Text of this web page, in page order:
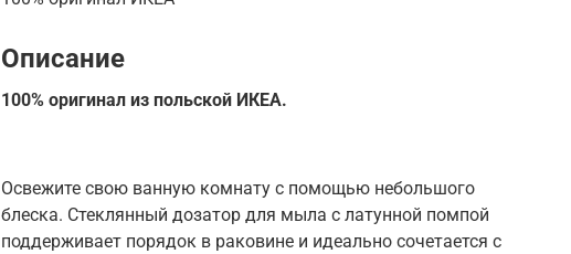
Описание
100% оригинал из польской ИКЕА.
Освежите свою ванную комнату с помощью небольшого
блеска. Стеклянный дозатор для мыла с латунной помпой
поддерживает порядок в раковине и идеально сочетается с